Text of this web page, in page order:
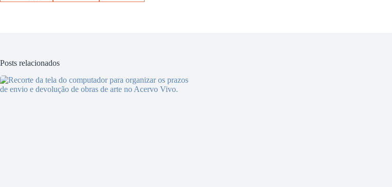
Posts relacionados